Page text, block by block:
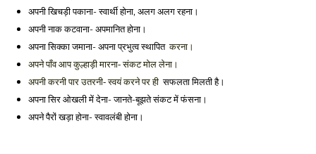
अपनी खिचड़ी पकाना- स्वार्थी होना, अलग अलग रहना।
अपनी नाक कटवाना- अपमानित होना।
अपना सिक्का जमाना- अपना प्रभुत्व स्थापित करना।
अपने पाँव आप कुल्हाड़ी मारना- संकट मोल लेना।
अपनी करनी पार उतरनी- स्वयं करने पर ही सफलता मिलती है।
अपना सिर ओखली में देना- जानते-बूझते संकट में फंसना।
अपने पैरों खड़ा होना- स्वावलंबी होना।